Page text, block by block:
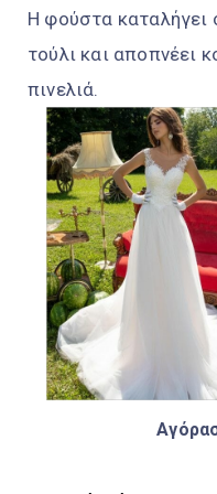
Η φούστα καταλήγει
τούλι και αποπνέει
πινελιά.